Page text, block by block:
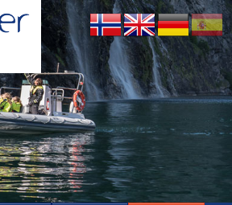
NynorskEnglishDeutschEspañol